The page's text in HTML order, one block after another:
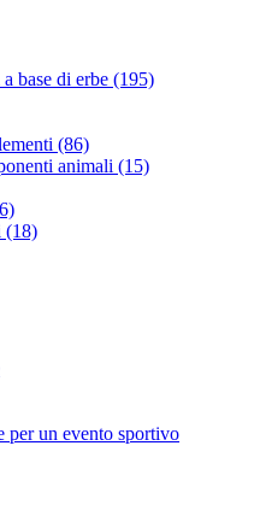
base di erbe (195)
(86)
animali (15)
(18)
per un evento sportivo